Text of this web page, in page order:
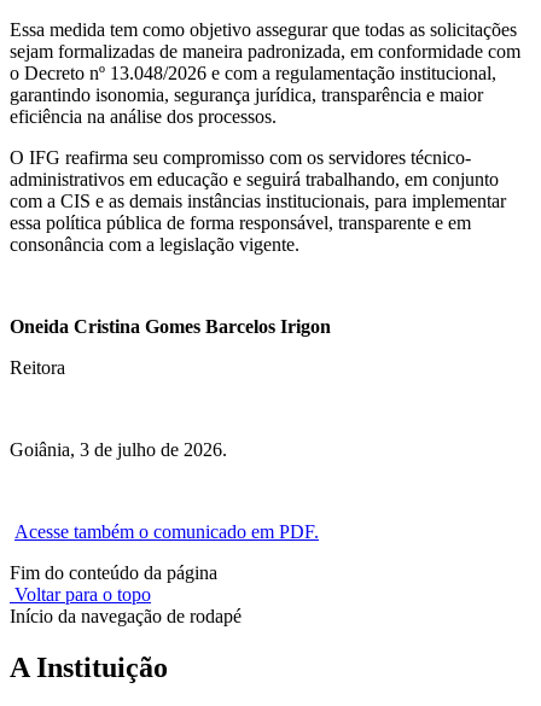
Essa medida tem como objetivo assegurar que todas as solicitações
sejam formalizadas de maneira padronizada, em conformidade com
o Decreto nº 13.048/2026 e com a regulamentação institucional,
garantindo isonomia, segurança jurídica, transparência e maior
eficiência na análise dos processos.
O IFG reafirma seu compromisso com os servidores técnico-
administrativos em educação e seguirá trabalhando, em conjunto
com a CIS e as demais instâncias institucionais, para implementar
essa política pública de forma responsável, transparente e em
consonância com a legislação vigente.
Oneida Cristina Gomes Barcelos Irigon
Reitora
Goiânia, 3 de julho de 2026.
Acesse também o comunicado em PDF.
Fim do conteúdo da página
Voltar para o topo
Início da navegação de rodapé
A Instituição